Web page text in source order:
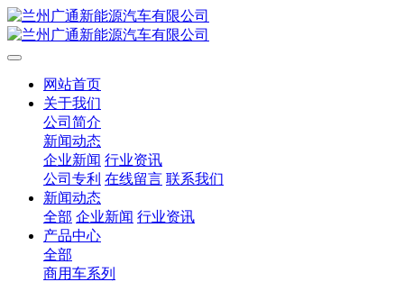
网站首页
关于我们
公司简介
新闻动态
企业新闻 行业资讯
公司专利 在线留言 联系我们
新闻动态
全部 企业新闻 行业资讯
产品中心
全部
商用车系列